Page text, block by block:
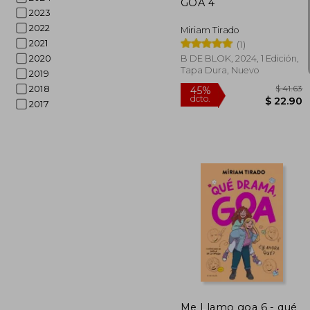
2023
2022
2021
2020
2019
2018
2017
Miriam Tirado
(1)
B DE BLOK, 2024, 1 Edición,
Tapa Dura, Nuevo
45%
dcto.
Me Llamo goa 6 - qué